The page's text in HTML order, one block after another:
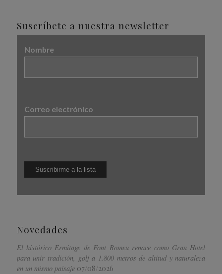
Suscríbete a nuestra newsletter
Nombre
Correo electrónico
Novedades
El histórico Ermitage de Font Romeu renace como Gran Hotel
para unir tradición, golf a 1.800 metros de altitud y naturaleza
en un mismo paisaje 07/08/2026